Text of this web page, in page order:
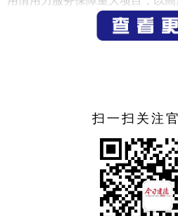
发展。要层层压实责任，市领导
抓，深入一线察实情、解难题、
向，直面项目推进中的堵点、难
级各部门各单位要强化协同协作
优质项目和企业在我市落地生根
线，在项目推进中统筹发展和安
度，深化安全隐患排查整治，不
水平安全保障高质量发展。
陶峰指出，要聚焦体制机制
扫一扫关注